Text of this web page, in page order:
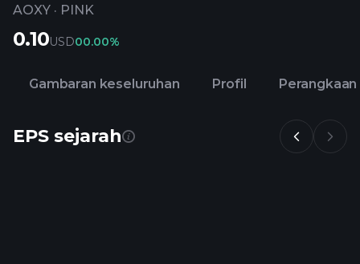
AOXY · PINK
0.10USD00.00%
Gambaran keseluruhan Profil Perangkaan
EPS sejarah